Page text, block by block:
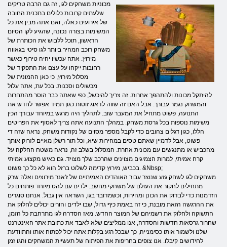
מכוניות משחקים לגו, זה גם הרבה טריקים
שלעתים קרובות כלולים בתכנית החובה
של אירועים כאלה, ואם אתה מבין את כל
המשימות בצורה נכונה, שהגיע לקו הסיום
הראשון, תוכל ללבוש את הכותרת של
משחק רוכב המהיר ביותר לגו סיטי בגאווה
מירוץ. אתה עכשיו יהיה טירוף כאשר
רחובות ייקחו על עצם את התפקיד של
מסלול מירוץ, כי כאן ההמונית של
מכשולים וסכנות. בכל עת, אתה עלול
להיתקל מכונות ולהתהפך אחרות. זה צריך להיכשל, כפי שאתה כבר הוסר מהתחרות
והמשחק נגמר עבורך. אבל האם זה שווה לדאוג זוטות כגון תמיד אפשר לחדש את
התנועה, פשוט מתחיל את המעבר שוב. לתהליך היה מרגש במיוחד עבורך הכין
משימות נוספות בכל גרסת משחק. במהלך התנועה אתה צריך לאסוף את הפריטים
הללו, כגון דגלים צהובים כדי לקבל מספר מסוים של נקודות משחק. נראה שזה די
פשוט, אבל לדמיין שאתם טסים במהירות שיא, וכל תור רשלן מאיים לזרוק אותך
מהכביש או מתנגשים עם מכונית אחרת. המסלול בשלב זה, נראה משטח החלקה על
קרח אמיתי, למרות הצמיגים מצוינים שהרכב שלך מצויד. גם כאיש מקצוע אמיתי
בכביש, מירוץ קדימה לשלוט ברזל הוא לא כל כך פשוט. &Nbsp;
משחקים לגו לשחק גזע שנוצר עבור האוהדים האמיתיים של ז'אנר מירוצים ואלה שרק
מתחילים לחקור את העולם של משחקי מחשב. ילדים עם להט מיוחד פותחים כל
הזדמנות כדי לבדוק את הכונן ומהירות, וכשמדובר בגו, השראה אין גבול. אנחנו סוגרים
את ההרגשה הזאת מובנת, כי זה באמת כיף גדול, שבו ילדים והורים יכולים לחלוק את
התשוקה ולחלוק את רשמיהם של המוצר החדש. מאז הסדרה לגו מתרחבת כל הזמן,
שחרור גרסאות חדשות והסדרה, אנו ממליצים שלא לאבד את כתובת אתר האינטרנט
שלנו ולשמור אותו כסימנייה, כך שבכל רגע בקלות אתה יכול לפתוח אותו והתוודעת
לחידושים קיבלו. אנו צופים בחריפות את הפיתוח של תעשיית המשחקים והגו זמן